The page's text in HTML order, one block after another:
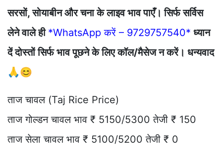
सरसों, सोयाबीन और चना के लाइव भाव पाएँ। सिर्फ सर्विस
लेने वाले ही *WhatsApp करें – 9729757540* ध्यान
दें दोस्तों सिर्फ भाव पूछने के लिए कॉल/मैसेज न करें। धन्यवाद
🙏😊
ताज चावल (Taj Rice Price)
ताज गोल्डन चावल भाव ₹ 5150/5300 तेजी ₹ 150
ताज सेला चावल भाव ₹ 5100/5200 तेजी ₹ 0